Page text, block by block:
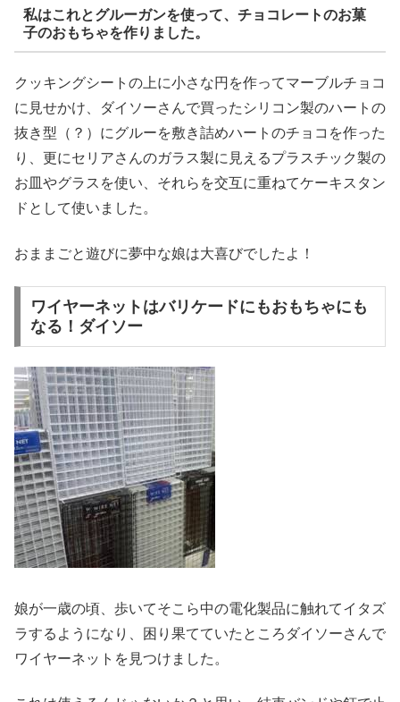
私はこれとグルーガンを使って、チョコレートのお菓
子のおもちゃを作りました。
クッキングシートの上に小さな円を作ってマーブルチョコ
に見せかけ、ダイソーさんで買ったシリコン製のハートの
抜き型（？）にグルーを敷き詰めハートのチョコを作った
り、更にセリアさんのガラス製に見えるプラスチック製の
お皿やグラスを使い、それらを交互に重ねてケーキスタン
ドとして使いました。
おままごと遊びに夢中な娘は大喜びでしたよ！
ワイヤーネットはバリケードにもおもちゃにも
なる！ダイソー
娘が一歳の頃、歩いてそこら中の電化製品に触れてイタズ
ラするようになり、困り果てていたところダイソーさんで
ワイヤーネットを見つけました。